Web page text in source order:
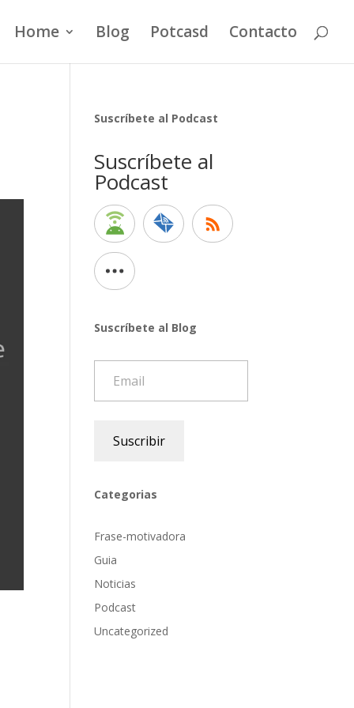
Home Blog Potcasd Contacto
Suscríbete al Podcast
Suscríbete al
Podcast
Suscríbete al Blog
Suscribir
Categorias
Frase-motivadora
Guia
Noticias
Podcast
Uncategorized